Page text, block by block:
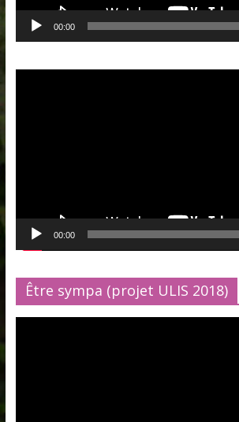
00:00
00:00
Être sympa (projet ULIS 2018)